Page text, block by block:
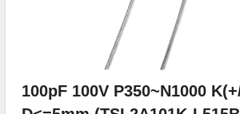
100pF 100V P350~N1000